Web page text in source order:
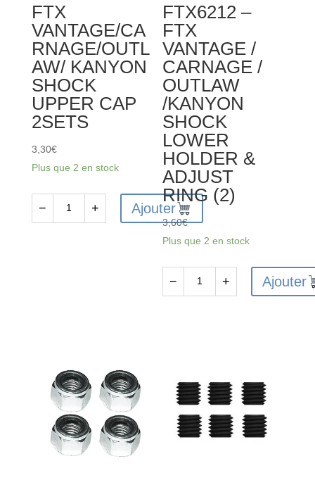
FTX
VANTAGE/CA
RNAGE/OUTL
AW/ KANYON
SHOCK
UPPER CAP
2SETS
3,30€
Plus que 2 en stock
VANTAGE/CARNAGE/OUTLAW/
− + Ajouter
FTX6212 –
FTX
VANTAGE /
CARNAGE /
OUTLAW
/KANYON
SHOCK
LOWER
HOLDER &
ADJUST
RING (2)
3,60€
Plus que 2 en stock
VANTAGE
CARNAGE
− + Ajouter